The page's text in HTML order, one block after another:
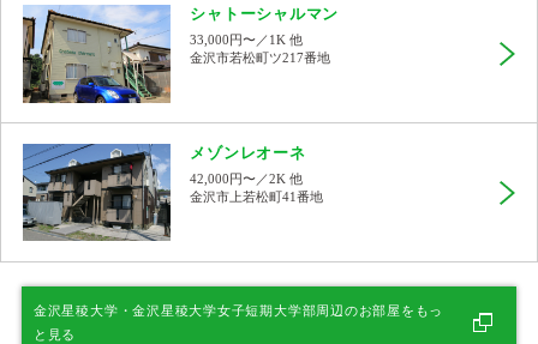
シャトーシャルマン
33,000円〜／1K 他
金沢市若松町ツ217番地
メゾンレオーネ
42,000円〜／2K 他
金沢市上若松町41番地
金沢星稜大学・金沢星稜大学女子短期大学部周辺のお部屋をもっ
と見る